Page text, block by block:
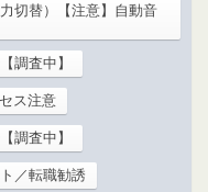
切替）【注意】自動音
調査中】
ス注意
調査中】
／転職勧誘